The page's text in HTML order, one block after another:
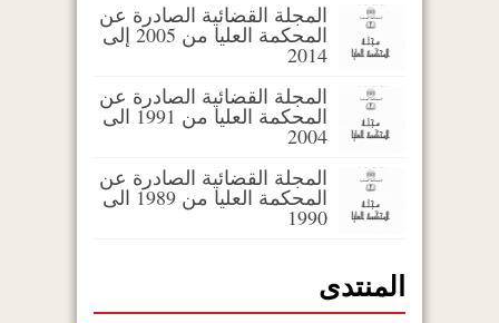
المجلة القضائية الصادرة عن
المحكمة العليا من 2005 إلى
2014
المجلة القضائية الصادرة عن
المحكمة العليا من 1991 الى
2004
المجلة القضائية الصادرة عن
المحكمة العليا من 1989 الى
1990
المنتدى